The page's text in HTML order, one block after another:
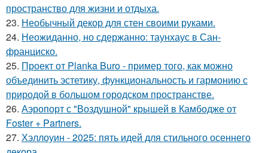
пространство для жизни и отдыха.
23. Необычный декор для стен своими руками.
24. Неожиданно, но сдержанно: таунхаус в Сан-
франциско.
25. Проект от Planka Buro - пример того, как можно
объединить эстетику, функциональность и гармонию с
природой в большом городском пространстве.
26. Аэропорт с "Воздушной" крышей в Камбодже от
Foster + Partners.
27. Хэллоуин - 2025: пять идей для стильного осеннего